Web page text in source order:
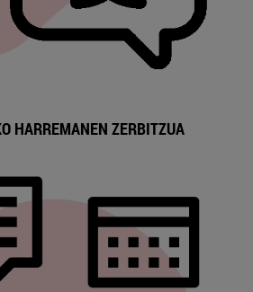
HARREMANEN ZERBITZUA